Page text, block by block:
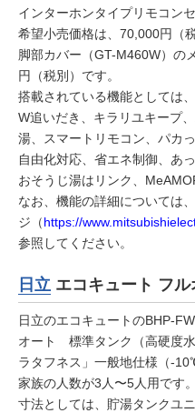
インターホンタイプリモコン
希望小売価格は、70,000円（
脚部カバー（GT-M460W）の
円（税別）です。
搭載されている機能としては
W追いだき、キラリユキープ
湯、スマートリモコン、パカ
自由化対応、省エネ制御、あ
おそうじ湯はリンク、
なお、機能の詳細については
ジ（https://
参照してください。
日立 エコキュート フ
日立のエコキュートのBHP-
オート 標準タンク（高硬度
ラタフネス」一般地仕様（-
家族の人数が3人〜5人用です。
寸法としては、貯湯タンクユ